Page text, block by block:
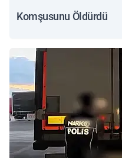
Komşusunu Öldürdü